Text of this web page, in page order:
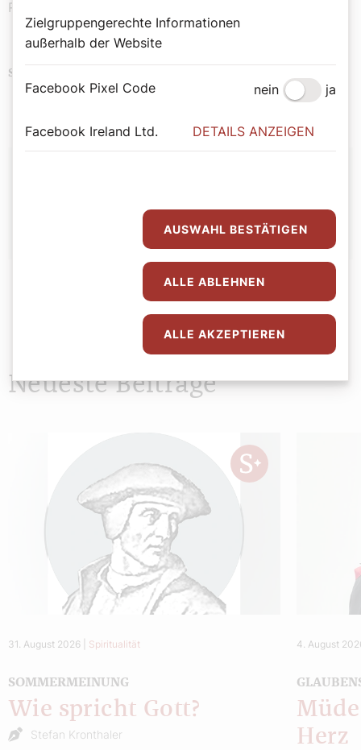
Revolutiönchen in der katholischen Kirche 2026.
Schlagwörter
Neueste Beiträge
31. August 2026 Spiritualität
SOMMERMEINUNG
Wie spricht Gott?
Stefan Kronthaler
4. August
Herz
Zielgruppengerechte Informationen
außerhalb der Website
Facebook Pixel Code nein ja
Facebook Ireland Ltd. DETAILS ANZEIGEN
AUSWAHL BESTÄTIGEN
ALLE ABLEHNEN
ALLE AKZEPTIEREN